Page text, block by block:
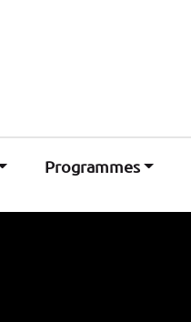
Programmes